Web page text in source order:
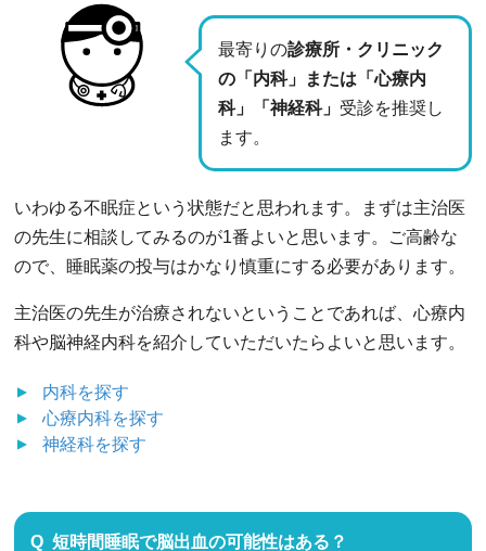
最寄りの診療所・クリニック
の「内科」または「心療内
科」「神経科」 受診を推奨し
ます。
いわゆる不眠症という状態だと思われます。まずは主治医
の先生に相談してみるのが1番よいと思います。ご高齢な
ので、睡眠薬の投与はかなり慎重にする必要があります。
主治医の先生が治療されないということであれば、心療内
科や脳神経内科を紹介していただいたらよいと思います。
内科を探す
心療内科を探す
神経科を探す
短時間睡眠で脳出血の可能性はある？